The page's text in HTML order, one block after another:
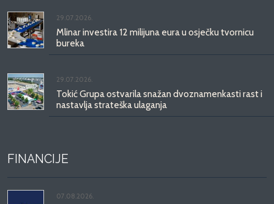
29.07.2026.
Mlinar investira 12 milijuna eura u osječku tvornicu
bureka
29.07.2026.
Tokić Grupa ostvarila snažan dvoznamenkasti rast i
nastavlja strateška ulaganja
FINANCIJE
07.08.2026.